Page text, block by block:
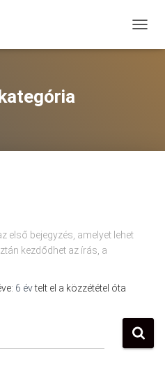
első bejegyzés, amelyet lehet
kezdődhet az írás, a
6 évtelt el a közzététel óta